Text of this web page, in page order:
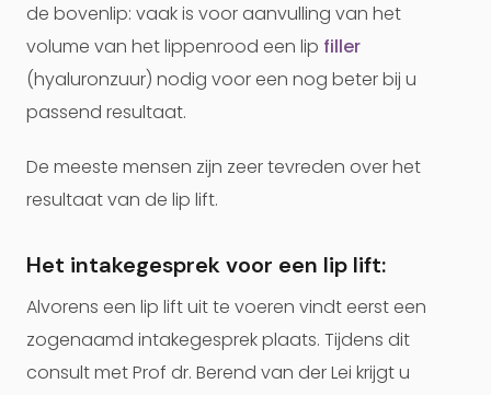
de bovenlip: vaak is voor aanvulling van het
volume van het lippenrood een lip filler
(hyaluronzuur) nodig voor een nog beter bij u
passend resultaat.
De meeste mensen zijn zeer tevreden over het
resultaat van de lip lift.
Het intakegesprek voor een lip lift:
Alvorens een lip lift uit te voeren vindt eerst een
zogenaamd intakegesprek plaats. Tijdens dit
consult met Prof dr. Berend van der Lei krijgt u